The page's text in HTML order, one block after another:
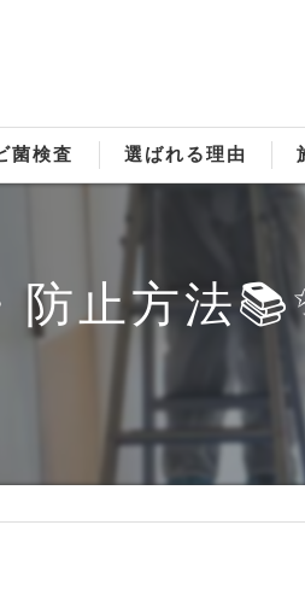
菌検査 選ばれる理由
MIST工法®
ご依頼の流れ
防止方法